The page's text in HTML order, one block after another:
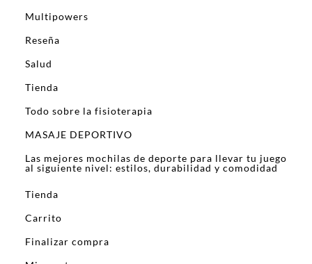
Multipowers
Reseña
Salud
Tienda
Todo sobre la fisioterapia
MASAJE DEPORTIVO
Las mejores mochilas de deporte para llevar tu juego
al siguiente nivel: estilos, durabilidad y comodidad
Tienda
Carrito
Finalizar compra